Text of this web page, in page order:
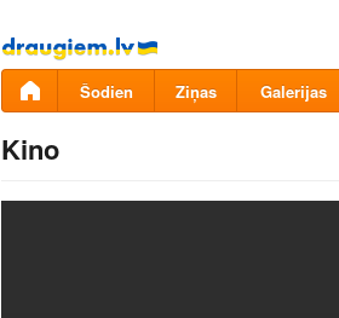
Pāriet
uz
saturu
Šodien Ziņas Galerijas
Kino